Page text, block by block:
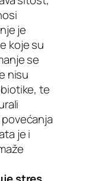
je
koje su
se
nisu
te
je i